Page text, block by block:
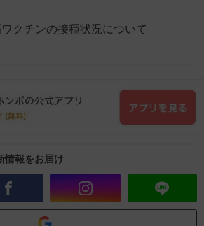
クチンの接種状況について
情報をお届け